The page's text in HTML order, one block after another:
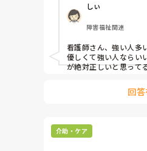
前から思っていたけど
気取りの看護師は腹立つ
私は、看護師という職
行為に携わるぐらいだ
があると思うから、ピ
（※偉そうに言えない
命にも関わるし、失敗
けれど、業種が違うだ
しぃ
障害福祉関連
看護師さん、強い人多
優しくて強い人ならい
が絶対正しいと思って
回
介助・ケア